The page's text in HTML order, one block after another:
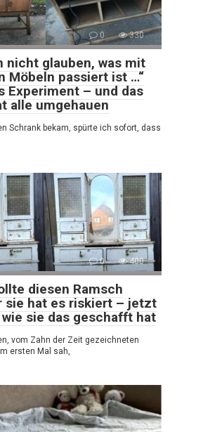
0 330
nicht glauben, was mit
Möbeln passiert ist …“
Experiment – und das
alle umgehauen
Schrank bekam, spürte ich sofort, dass
0 400
diesen Ramsch
sie hat es riskiert – jetzt
sie das geschafft hat
vom Zahn der Zeit gezeichneten
ersten Mal sah,